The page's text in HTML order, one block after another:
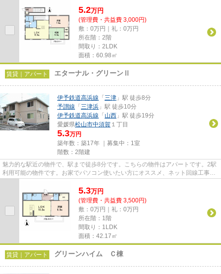
5.2万円
(管理費・共益費 3,000円)
敷：0万円｜礼：0万円
所在階：2階
間取り：2LDK
面積：60.98㎡
賃貸｜アパート エターナル・グリーンⅡ
伊予鉄道高浜線 「 三津 」駅 徒歩8分
予讃線 「 三津浜 」駅 徒歩10分
伊予鉄道高浜線 「 山西 」駅 徒歩19分
愛媛県松山市中須賀 １丁目
5.3万円
築年数：築17年 ｜募集中： 1室
階数：2階建
魅力的な駅近の物件で、駅まで徒歩8分です。こちらの物件はアパートです。2駅
利用可能の物件です。お家でパソコン使いたい方にオススメ、ネット回線工事済
5.3万円
(管理費・共益費 3,500円)
敷：0万円｜礼：0万円
所在階：1階
間取り：1LDK
面積：42.17㎡
賃貸｜アパート グリーンハイム Ｃ棟